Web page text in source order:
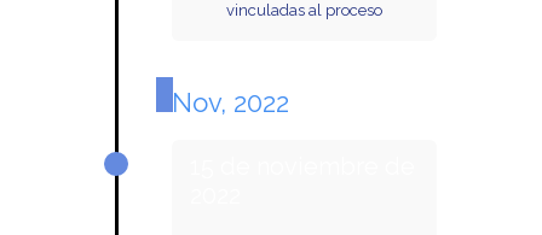
vinculadas al proceso
Nov, 2022